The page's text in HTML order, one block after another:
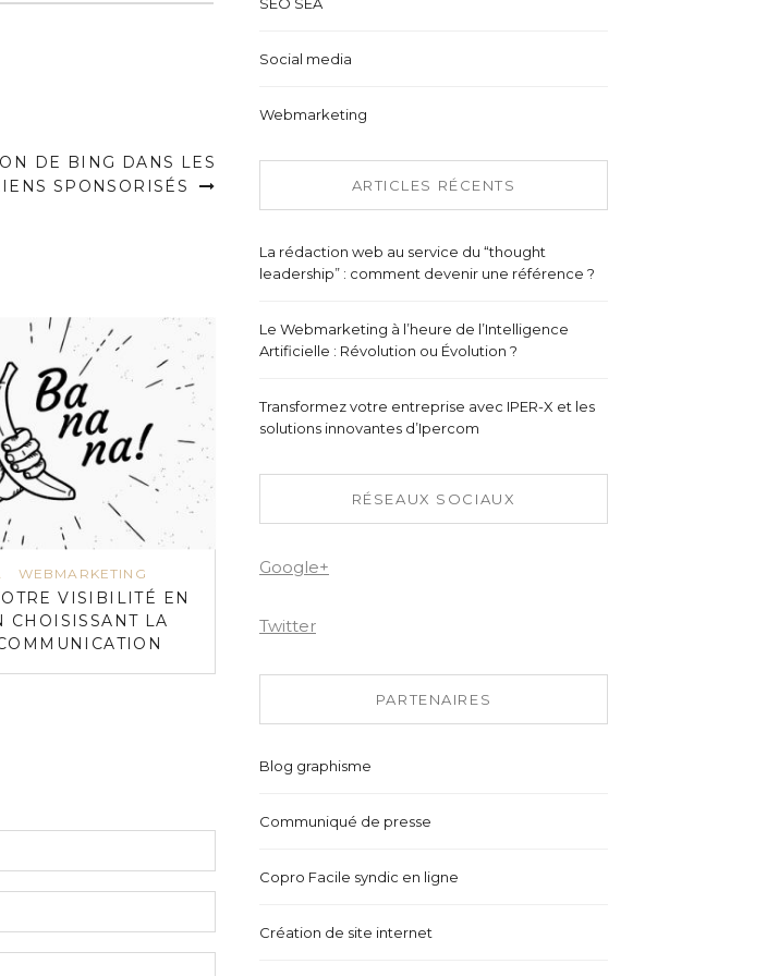
DE BING DANS LES
SPONSORISÉS
WEBMARKETING
VISIBILITÉ EN
CHOISISSANT LA
Social media
Webmarketing
ARTICLES RÉCENTS
La rédaction web au service du “thought
leadership” : comment devenir une référence ?
Le Webmarketing à l’heure de l’Intelligence
Artificielle : Révolution ou Évolution ?
Transformez votre entreprise avec IPER-X et les
solutions innovantes d’Ipercom
RÉSEAUX SOCIAUX
Google+
Twitter
PARTENAIRES
Blog graphisme
Communiqué de presse
Copro Facile syndic en ligne
Création de site internet